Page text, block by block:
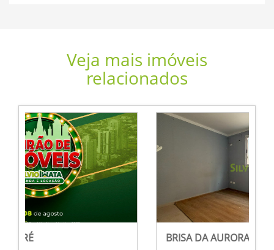
Veja mais imóveis
relacionados
BRISA DA AURORA